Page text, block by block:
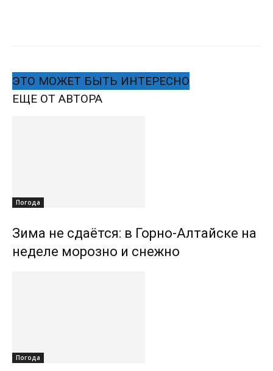
ЭТО МОЖЕТ БЫТЬ ИНТЕРЕСНО
ЕЩЕ ОТ АВТОРА
Погода
Зима не сдаётся: в Горно-Алтайске на
неделе морозно и снежно
Погода